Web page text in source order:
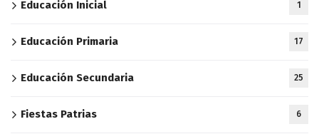
Educación Inicial 1
Educación Primaria 17
Educación Secundaria 25
Fiestas Patrias 6